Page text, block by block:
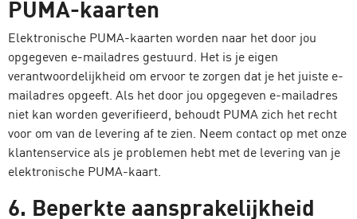
PUMA-kaarten
Elektronische PUMA-kaarten worden naar het door jou
opgegeven e-mailadres gestuurd. Het is je eigen
verantwoordelijkheid om ervoor te zorgen dat je het juiste e-
mailadres opgeeft. Als het door jou opgegeven e-mailadres
niet kan worden geverifieerd, behoudt PUMA zich het recht
voor om van de levering af te zien. Neem contact op met onze
klantenservice als je problemen hebt met de levering van je
elektronische PUMA-kaart.
6. Beperkte aansprakelijkheid